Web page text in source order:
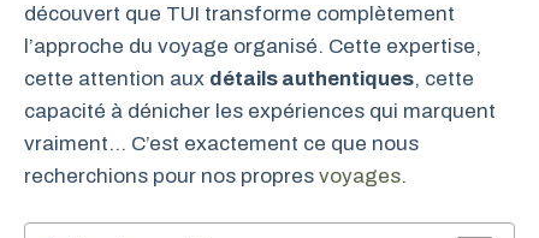
découvert que TUI transforme complètement
l’approche du voyage organisé. Cette expertise,
cette attention aux détails authentiques, cette
capacité à dénicher les expériences qui marquent
vraiment… C’est exactement ce que nous
recherchions pour nos propres voyages.